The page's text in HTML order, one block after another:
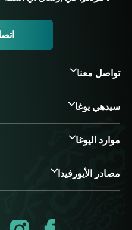
تواصل معنا
سيدهي يوغا
موارد اليوغا
مصادر الأيورفيدا